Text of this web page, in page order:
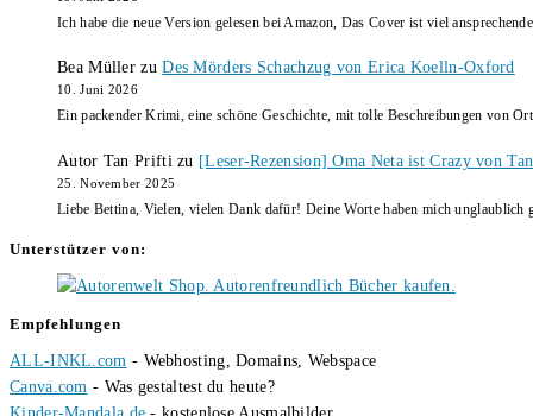
Ich habe die neue Version gelesen bei Amazon, Das Cover ist viel
Bea Müller zuDes Mörders Schachzug von Erica Koelln-Oxford
10. Juni 2026
Ein packender Krimi, eine schöne Geschichte, mit tolle Beschreibungen von
Autor Tan Prifti zu [Leser-Rezension] Oma Neta ist Crazy von
25. November 2025
Liebe Bettina, Vielen, vielen Dank dafür! Deine Worte haben mich unglaublich
Unterstützer von:
Empfehlungen
ALL-INKL.com - Webhosting, Domains, Webspace
Canva.com - Was gestaltest du heute?